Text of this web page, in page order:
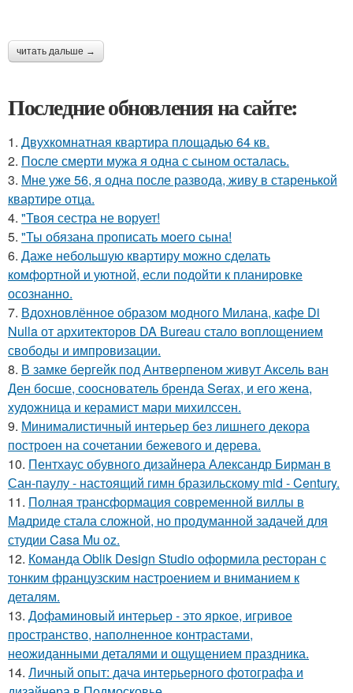
читать дальше →
Последние обновления на сайте:
1. Двухкомнатная квартира площадью 64 кв.
2. После смерти мужа я одна с сыном осталась.
3. Мне уже 56, я одна после развода, живу в старенькой
квартире отца.
4. "Твоя сестра не ворует!
5. "Ты обязана прописать моего сына!
6. Даже небольшую квартиру можно сделать
комфортной и уютной, если подойти к планировке
осознанно.
7. Вдохновлённое образом модного Милана, кафе Di
Nulla от архитекторов DA Bureau стало воплощением
свободы и импровизации.
8. В замке бергейк под Антверпеном живут Аксель ван
Ден босше, сооснователь бренда Serax, и его жена,
художница и керамист мари михилссен.
9. Минималистичный интерьер без лишнего декора
построен на сочетании бежевого и дерева.
10. Пентхаус обувного дизайнера Александр Бирман в
Сан-паулу - настоящий гимн бразильскому mid - Century.
11. Полная трансформация современной виллы в
Мадриде стала сложной, но продуманной задачей для
студии Casa Mu oz.
12. Команда Oblik Design Studio оформила ресторан с
тонким французским настроением и вниманием к
деталям.
13. Дофаминовый интерьер - это яркое, игривое
пространство, наполненное контрастами,
неожиданными деталями и ощущением праздника.
14. Личный опыт: дача интерьерного фотографа и